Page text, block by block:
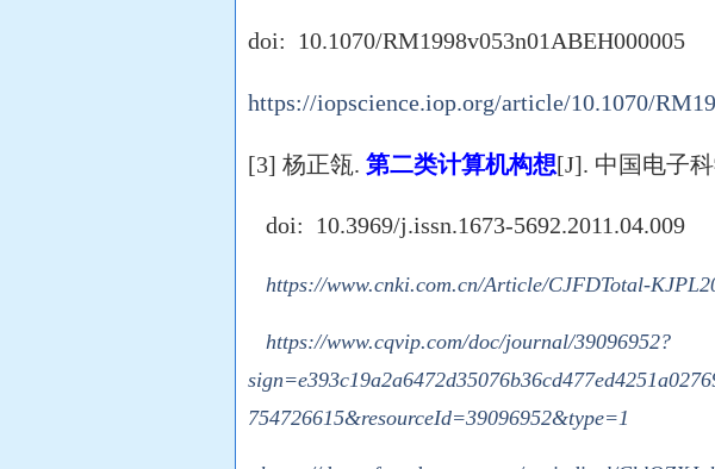
doi: 10.1070/RM1998v053n01ABEH000005
https://iopscience.iop.org/article/10.1070/
[3] 杨正瓴. 第二类计算机构想[J]. 中国电子
doi: 10.3969/j.issn.1673-5692.2011.04.009
https://www.cnki.com.cn/Article/CJFDTotal-
https://www.cqvip.com/doc/journal/39096952?
754726615&resourceId=39096952&type=1